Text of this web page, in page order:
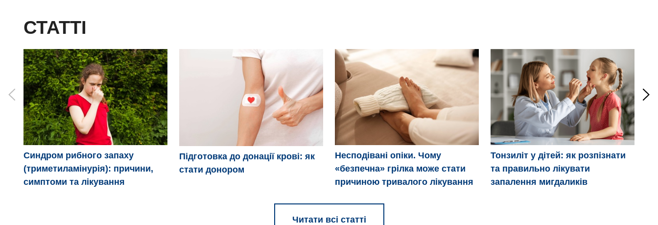
СТАТТІ
Синдром рибного запаху
(триметиламінурія): причини,
симптоми та лікування
Підготовка до донації крові: як
стати донором
Несподівані опіки. Чому
«безпечна» грілка може стати
причиною тривалого лікування
Тонзиліт у дітей: як розпізнати
та правильно лікувати
запалення мигдаликів
Читати всі статті